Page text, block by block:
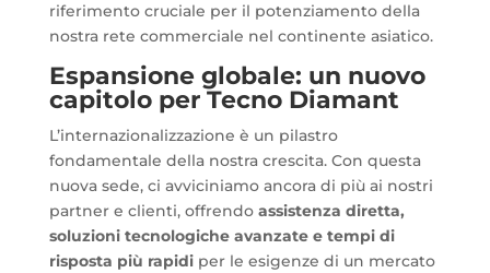
riferimento cruciale per il potenziamento della
nostra rete commerciale nel continente asiatico.
Espansione globale: un nuovo
capitolo per Tecno Diamant
L’internazionalizzazione è un pilastro
fondamentale della nostra crescita. Con questa
nuova sede, ci avviciniamo ancora di più ai nostri
partner e clienti, offrendo assistenza diretta,
soluzioni tecnologiche avanzate e tempi di
risposta più rapidiper le esigenze di un mercato